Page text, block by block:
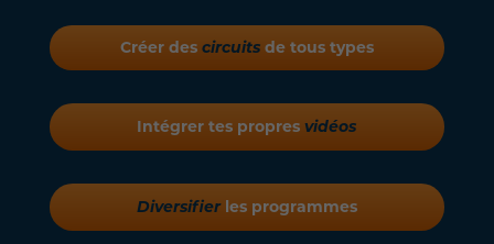
Créer des circuitsde tous types
Intégrer tes propresvidéos
Diversifierles programmes